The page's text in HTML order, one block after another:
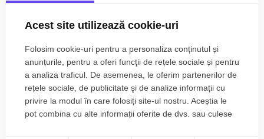
Apartament/Studio 2 camere si Curte Pet Friendly
2 camere 1 baie 40mp
Acest site utilizează cookie-uri
Folosim cookie-uri pentru a personaliza conținutul și
anunțurile, pentru a oferi funcţii de rețele sociale și pentru
a analiza traficul. De asemenea, le oferim partenerilor de
rețele sociale, de publicitate şi de analize informații cu
privire la modul în care folosiți site-ul nostru. Aceștia le
pot combina cu alte informații oferite de dvs. sau culese